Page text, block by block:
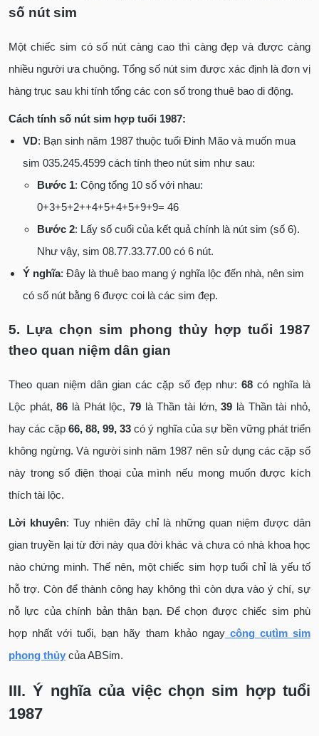
số nút sim
Một chiếc sim có số nút càng cao thì càng đẹp và được càng
nhiều người ưa chuộng. Tổng số nút sim được xác định là đơn vị
hàng trục sau khi tính tổng các con số trong thuê bao di động.
Cách tính số nút sim hợp tuổi 1987:
VD: Bạn sinh năm 1987 thuộc tuổi Đinh Mão và muốn mua
sim 035.245.4599 cách tính theo nút sim như sau:
Bước 1: Cộng tổng 10 số với nhau:
0+3+5+2++4+5+4+5+9+9= 46
Bước 2: Lấy số cuối của kết quả chính là nút sim (số 6).
Như vậy, sim 08.77.33.77.00 có 6 nút.
Ý nghĩa: Đây là thuê bao mang ý nghĩa lộc đến nhà, nên sim
có số nút bằng 6 được coi là các sim đẹp.
5. Lựa chọn sim phong thủy hợp tuổi 1987
theo quan niệm dân gian
Theo quan niệm dân gian các cặp số đẹp như: 68có nghĩa là
Lộc phát,86 là Phát lộc,79 là Thần tài lớn,39 là Thần tài nhỏ,
hay các cặp 66, 88, 99, 33 có ý nghĩa của sự bền vững phát triển
không ngừng. Và người sinh năm 1987 nên sử dụng các cặp số
này trong số điện thoại của mình nếu mong muốn được kích
thích tài lộc.
Lời khuyên: Tuy nhiên đây chỉ là những quan niệm được dân
gian truyền lại từ đời này qua đời khác và chưa có nhà khoa học
nào chứng minh. Thế nên, một chiếc sim hợp tuổi chỉ là yếu tố
hỗ trợ. Còn để thành công hay không thì còn dựa vào ý chí, sự
nỗ lực của chính bản thân bạn. Để chọn được chiếc sim phù
hợp nhất với tuổi, bạn hãy tham khảo ngaycông cụtìm sim
phong thủy của ABSim.
III. Ý nghĩa của việc chọn sim hợp tuổi
1987